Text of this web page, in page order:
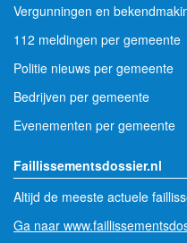
Vergunningen en
112 meldingen per gemeente
Politie nieuws per gemeente
Bedrijven per gemeente
Evenementen per gemeente
Faillissementsdossier.nl
Altijd de meeste actuele
Ga naar